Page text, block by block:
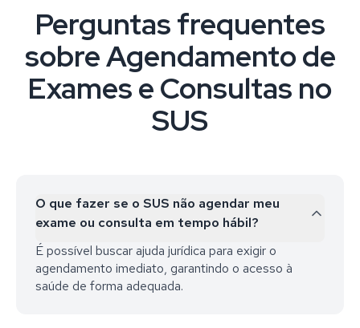
Perguntas frequentes
sobre Agendamento de
Exames e Consultas no
SUS
O que fazer se o SUS não agendar meu
exame ou consulta em tempo hábil?
É possível buscar ajuda jurídica para exigir o
agendamento imediato, garantindo o acesso à
saúde de forma adequada.